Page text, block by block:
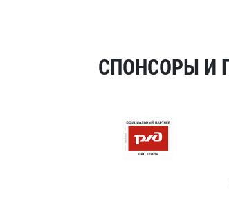
СПОНСОРЫ И